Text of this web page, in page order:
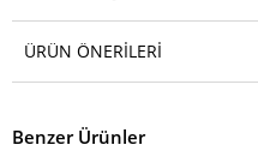
ÜRÜN ÖNERILERI
Benzer Ürünler